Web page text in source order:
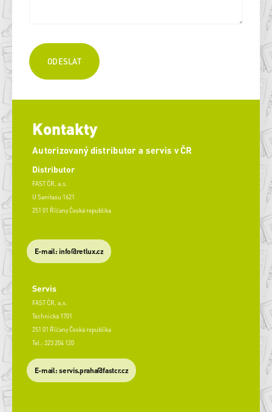
Kontakty
Autorizovaný distributor a servis v ČR
Distributor
FAST ČR, a.s.
U Sanitasu 1621
251 01 Říčany Česká republika
E-mail: info@retlux.cz
Servis
FAST ČR, a.s.
Technická 1701
251 01 Říčany Česká republika
Tel.: 323 204 120
​E-mail: servis.praha@fastcr.cz